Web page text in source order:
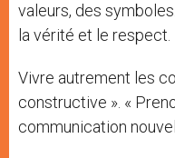
valeurs, des
la vérité et le respect.
Vivre autrement les
constructive ». «
communication